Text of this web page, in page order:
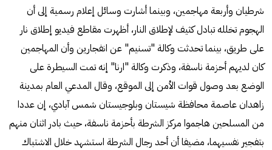
شرطيان وأربعة مهاجمين، وبينما أشارت وسائل إعلام رسمية إلى أن
الهجوم تخلله تبادل كثيف لإطلاق النار، أظهرت مقاطع فيديو إطلاق نار
على طريق، بينما تحدثت وكالة "تسنيم" عن انفجارين وأن المهاجمين
كان لديهم أحزمة ناسفة، وذكرت وكالة "ارنا" إنه تمت السيطرة على
الوضع بعد وصول قوات الأمن إلى الموقع، وقال المدعي العام بمدينة
زاهدان عاصمة محافظة شيستان وبلوجيستان شمس آبادي، إن عددا
من المسلحين هاجموا مركز الشرطة بأحزمة ناسفة، حيث بادر اثنان منهم
بتفجير نفسيهما، مضيفا أن أحد رجال الشرطة استشهد خلال الاشتباك